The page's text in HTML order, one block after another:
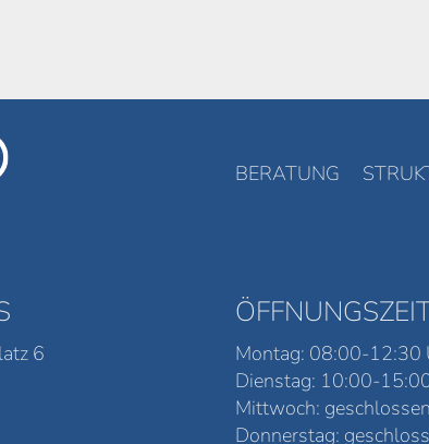
BERATUNG
6
Montag: 08:00-12:30
Dienstag: 10:00-
Mittwoch: geschlossen
Donnerstag: